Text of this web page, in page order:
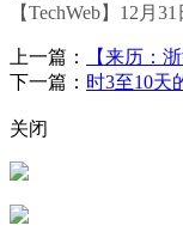
【TechWeb】12月31
上一篇：
【来历：
下一篇： 时3至10天
关闭